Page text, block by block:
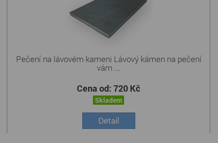
Pečení na lávovém kameni Lávový kámen na pečení
vám ...
Cena od: 720 Kč
Skladem
Detail